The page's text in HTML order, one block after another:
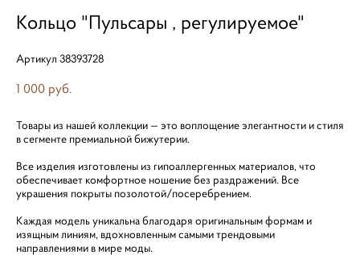
Кольцо "Пульсары , регулируемое"
Артикул 38393728
1 000 pуб.
Товары из нашей коллекции — это воплощение элегантности и стиля
в сегменте премиальной бижутерии.
Все изделия изготовлены из гипоаллергенных материалов, что
обеспечивает комфортное ношение без раздражений. Все
украшения покрыты позолотой/посеребрением.
Каждая модель уникальна благодаря оригинальным формам и
изящным линиям, вдохновленным самыми трендовыми
направлениями в мире моды.